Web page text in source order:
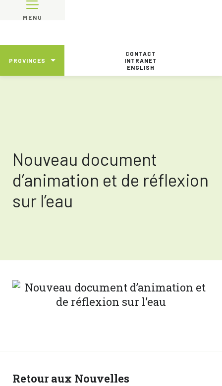
MENU
PROVINCES
CONTACT
INTRANET
ENGLISH
Nouveau document
d’animation et de réflexion
sur l’eau
Retour aux Nouvelles